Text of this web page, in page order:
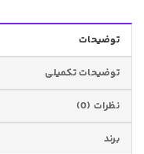
توضیحات
توضیحات تکمیلی
نظرات (0)
برند